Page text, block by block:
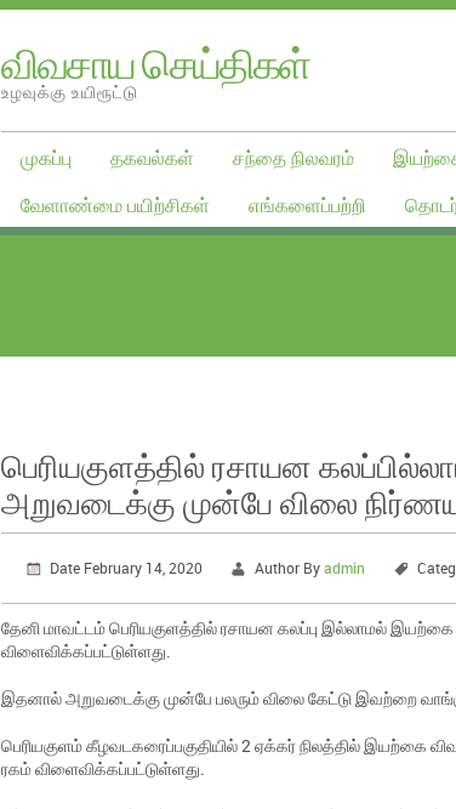
விவசாய செய்திகள்
உழவுக்கு உயிரூட்டு
முகப்பு தகவல்கள் சந்தை நிலவரம் இயற்கை
வேளாண்மை பயிற்சிகள்
எங்களைப்பற்றி
பெரியகுளத்தில் ரசாயன
அறுவடைக்கு முன்பே விலை
Date February 14, 2020 Author Byadmin
தேனி மாவட்டம் பெரியகுளத்தில் ரசாயன கலப்பு இல்லாமல் இயற்கை
விளைவிக்கப்பட்டுள்ளது.
இதனால் அறுவடைக்கு முன்பே பலரும் விலை கேட்டு இவற்றை
பெரியகுளம் கீழவடகரைப்பகுதியில் 2 ஏக்கர் நிலத்தில் இயற்கை
ரகம் விளைவிக்கப்பட்டுள்ளது.